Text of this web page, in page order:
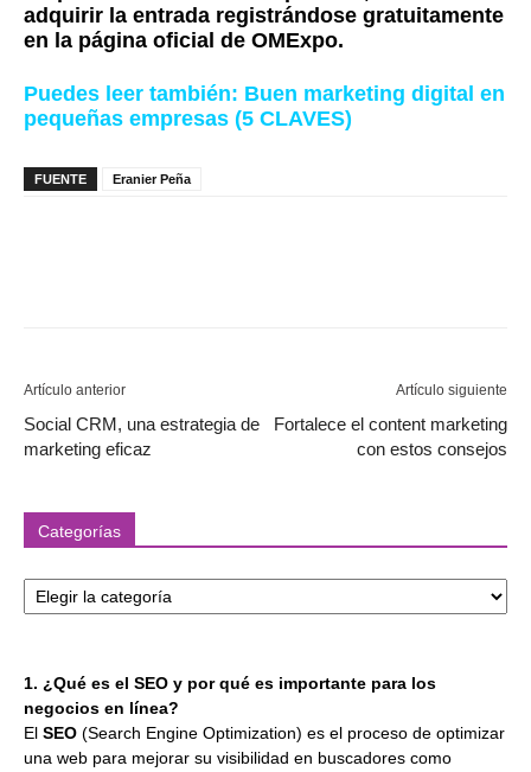
adquirir la entrada registrándose gratuitamente
en la página oficial de OMExpo.
Puedes leer también: Buen marketing digital en
pequeñas empresas (5 CLAVES)
FUENTE Eranier Peña
Artículo anterior
Social CRM, una estrategia de
marketing eficaz
Artículo siguiente
Fortalece el content marketing
con estos consejos
Categorías
1. ¿Qué es el SEO y por qué es importante para los
negocios en línea?
El SEO (Search Engine Optimization) es el proceso de optimizar
una web para mejorar su visibilidad en buscadores como